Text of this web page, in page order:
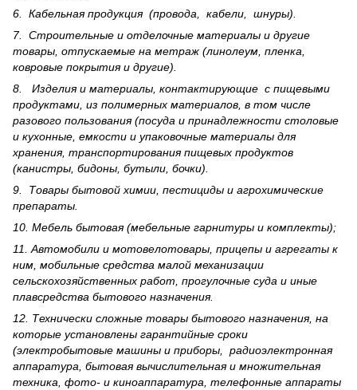
6. Кабельная продукция (провода, кабели, шнуры).
7. Строительные и отделочные материалы и другие
товары, отпускаемые на метраж (линолеум, пленка,
ковровые покрытия и другие).
8. Изделия и материалы, контактирующие с пищевыми
продуктами, из полимерных материалов, в том числе
разового пользования (посуда и принадлежности столовые
и кухонные, емкости и упаковочные материалы для
хранения, транспортирования пищевых продуктов
(канистры, бидоны, бутыли, бочки).
9. Товары бытовой химии, пестициды и агрохи­мические
препараты.
10. Мебель бытовая (мебельные гарнитуры и комплекты);
11. Автомобили и мотовелотовары, прицепы и агрегаты к
ним, мобильные средства малой механизации
сельскохозяйственных работ, прогулочные суда и иные
плавсредства бытового назначения.
12. Технически сложные товары бытового назна­чения, на
которые установлены гарантийные сроки
(электробытовые машины и приборы, радиоэлектронная
аппаратура, бытовая вычислительная и множительная
техника, фото- и киноаппаратура, телефонные аппараты